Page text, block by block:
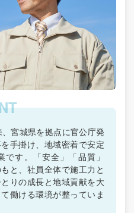
宮城県を拠点に官公庁発
手掛け、地域密着で安定
す。「安全」「品質」
と、社員全体で施工力と
りの成長と地域貢献を大
働ける環境が整っていま